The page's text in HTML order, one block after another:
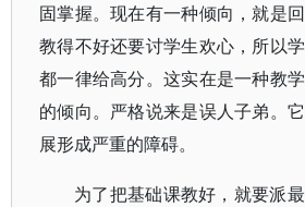
固掌握。现在有一种倾向，就是
教得不好还要讨学生欢心，所以
都一律给高分。这实在是一种教
的倾向。严格说来是误人子弟。
展形成严重的障碍。
为了把基础课教好，就要派